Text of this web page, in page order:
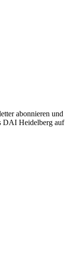
abonnieren und
DAI Heidelberg auf